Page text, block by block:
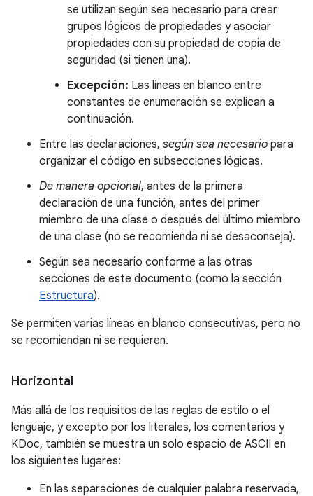
se utilizan según sea necesario para crear
grupos lógicos de propiedades y asociar
propiedades con su propiedad de copia de
seguridad (si tienen una).
Excepción: Las líneas en blanco entre
constantes de enumeración se explican a
continuación.
Entre las declaraciones, según sea necesario para
organizar el código en subsecciones lógicas.
De manera opcional, antes de la primera
declaración de una función, antes del primer
miembro de una clase o después del último miembro
de una clase (no se recomienda ni se desaconseja).
Según sea necesario conforme a las otras
secciones de este documento (como la sección
Estructura).
Se permiten varias líneas en blanco consecutivas, pero no
se recomiendan ni se requieren.
Horizontal
Más allá de los requisitos de las reglas de estilo o el
lenguaje, y excepto por los literales, los comentarios y
KDoc, también se muestra un solo espacio de ASCII en
los siguientes lugares:
En las separaciones de cualquier palabra reservada,